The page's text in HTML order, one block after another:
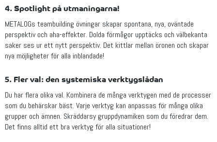
4. Spotlight på utmaningarna!
METALOGs teambuilding övningar skapar spontana, nya, oväntade
perspektiv och aha-effekter. Dolda förmågor upptäcks och välbekanta
saker ses ur ett nytt perspektiv. Det kittlar mellan öronen och skapar
nya möjligheter för alla inblandade!
5. Fler val: den systemiska verktygslådan
Du har flera olika val. Kombinera de många verktygen med de processer
som du behärskar bäst. Varje verktyg kan anpassas för många olika
grupper och ämnen. Skräddarsy gruppdynamiken som du föredrar dem.
Det finns alltid ett bra verktyg för alla situationer!